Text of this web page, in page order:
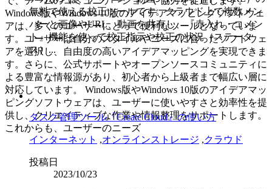
Windows版やWindows 10版のアイデアマッピングソフトウェ
アは、多くのユーザーにとって便利なツールとなっていま
す。ユーザーは自分のスタイルやニーズに合ったソフトウェ
アを選択し、自由度の高いアイデアマッピングを実現できま
す。さらに、公式サポートやオープンソースコミュニティに
よる豊富な情報源があり、初心者から上級者まで幅広い層に
対応しています。 Windows版やWindows 10版のアイデアマッ
ピングソフトウェアは、ユーザーに使いやすさと効率性を提
供し、クリエイティブな作業や情報整理をサポートします。
これからも、ユーザーのニーズ
無料で使える校正ツールです。クラウド上で複数メン
バーと画像やURL、動画を共有し、『赤入れ・コメン
ト』機能を使って校正指示や校正の状況（ステータ
ス）...
タスク管理ツール『Create Cloud』の使い方
インターネット ,オンラインストレージ ,クラウド
投稿日
2023/10/23